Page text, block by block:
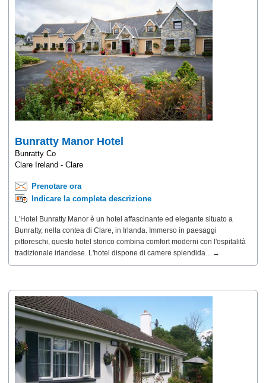
Bunratty Manor Hotel
Bunratty Co
Clare Ireland - Clare
Prenotare ora
Indicare la completa descrizione
L'Hotel Bunratty Manor è un hotel affascinante ed elegante situato a
Bunratty, nella contea di Clare, in Irlanda. Immerso in paesaggi
pittoreschi, questo hotel storico combina comfort moderni con l'ospitalità
tradizionale irlandese. L'hotel dispone di camere splendida... →